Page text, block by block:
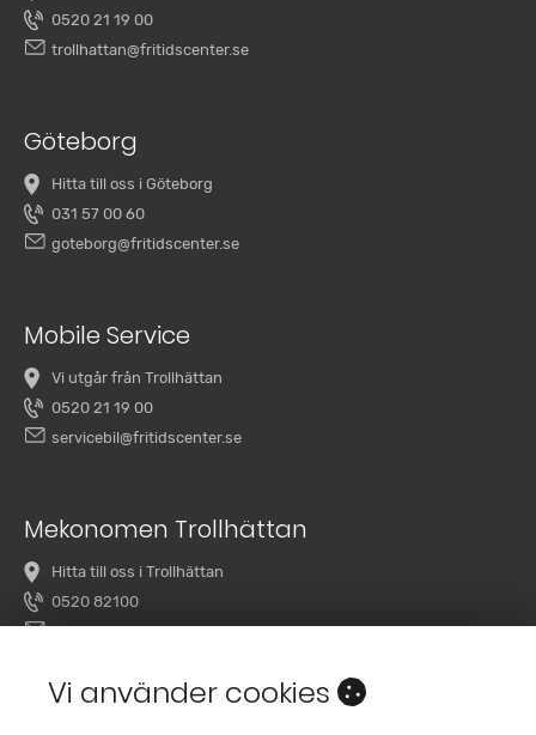
0520 21 19 00
trollhattan@fritidscenter.se
Göteborg
Hitta till oss i Göteborg
031 57 00 60
goteborg@fritidscenter.se
Mobile Service
Vi utgår från Trollhättan
0520 21 19 00
servicebil@fritidscenter.se
Mekonomen Trollhättan
Hitta till oss i Trollhättan
0520 82100
overby@mekonomenbilverkstad.se
Vi använder cookies